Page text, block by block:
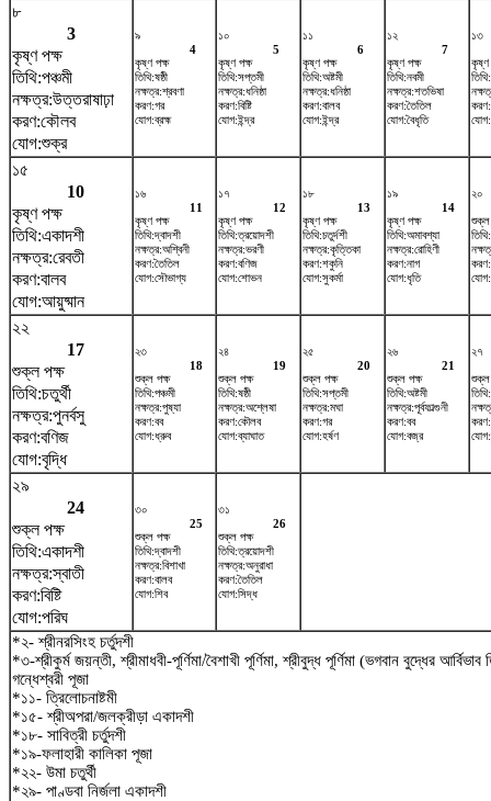
৮
3
কৃষ্ণ পক্ষ
তিথি:পঞ্চমী
নক্ষত্র:উত্তরাষাঢ়া
করণ:কৌলব
যোগ:শুক্র
৯
4
কৃষ্ণ পক্ষ
তিথি:ষষ্ঠী
নক্ষত্র:শ্রবণা
করণ:গর
যোগ:ব্রহ্ম
১০
5
কৃষ্ণ পক্ষ
তিথি:সপ্তমী
নক্ষত্র:ধনিষ্ঠা
করণ:বিষ্টি
যোগ:ইন্দ্র
১১
6
কৃষ্ণ পক্ষ
তিথি:অষ্টমী
নক্ষত্র:ধনিষ্ঠা
করণ:বালব
যোগ:ইন্দ্র
১২
7
কৃষ্ণ পক্ষ
তিথি:নবমী
নক্ষত্র:শতভিষ‌া
করণ:তৈতিল
যোগ:বৈধৃতি
১৩
কৃষ্ণ
১৫
10
কৃষ্ণ পক্ষ
তিথি:একাদশী
নক্ষত্র:রেবতী
করণ:বালব
যোগ:আয়ুষ্মান
১৬
11
কৃষ্ণ পক্ষ
তিথি:দ্বাদশী
নক্ষত্র:অশ্বিনী
করণ:তৈতিল
যোগ:সৌভাগ্য
১৭
12
কৃষ্ণ পক্ষ
তিথি:ত্রয়োদশী
নক্ষত্র:ভরণী
করণ:বণিজ
যোগ:শোভন
১৮
13
কৃষ্ণ পক্ষ
তিথি:চতুর্দশী
নক্ষত্র:কৃত্তিকা
করণ:শকুনি
যোগ:সুকর্মা
১৯
14
কৃষ্ণ পক্ষ
তিথি:অমাবশ্যা
নক্ষত্র:রোহিণী
করণ:নাগ
যোগ:ধৃতি
২০
শুক্ল
২২
17
শুক্ল পক্ষ
তিথি:চতুর্থী
নক্ষত্র:পুনর্বসু
করণ:বণিজ
যোগ:বৃদ্ধি
২৩
18
শুক্ল পক্ষ
তিথি:পঞ্চমী
নক্ষত্র:পুষ্যা
করণ:বব
যোগ:ধ্রুব
২৪
19
শুক্ল পক্ষ
তিথি:ষষ্ঠী
নক্ষত্র:অশ্লেষা
করণ:কৌলব
যোগ:ব্যাঘাত
২৫
20
শুক্ল পক্ষ
তিথি:সপ্তমী
নক্ষত্র:মঘা
করণ:গর
যোগ:হর্ষণ
২৬
21
শুক্ল পক্ষ
তিথি:অষ্টমী
নক্ষত্র:পূর্বফাল্গুনী
করণ:বব
যোগ:বজ্র
২৭
শুক্ল
২৯
24
শুক্ল পক্ষ
তিথি:একাদশী
নক্ষত্র:স্বাতী
করণ:বিষ্টি
যোগ:পরিঘ
৩০
25
শুক্ল পক্ষ
তিথি:দ্বাদশী
নক্ষত্র:বিশাখা
করণ:বালব
যোগ:শিব
৩১
26
শুক্ল পক্ষ
তিথি:ত্রয়োদশী
নক্ষত্র:অনুরাধা
করণ:তৈতিল
যোগ:সিদ্ধ
*২- শ্রীনরসিংহ চর্তুদশী
*৩-শ্রীকুর্ম জয়ন্তী, শ্রীমাধবী-পূর্ণিমা/বৈশাখী পূর্ণিমা, শ্রীবুদ্ধ পূর্ণিমা (ভগবান বুদ্ধের
গন্ধেশ্বরী পূজা
*১১- ত্রিলোচনাষ্টমী
*১৫- শ্রীঅপরা/জলক্রীড়া একাদশী
*১৮- সাবিত্রী চর্তুদশী
*১৯-ফলাহারী কালিকা পূজা
*২২- উমা চতুর্থী
*২৯- পাণ্ডবা নির্জলা একাদশী